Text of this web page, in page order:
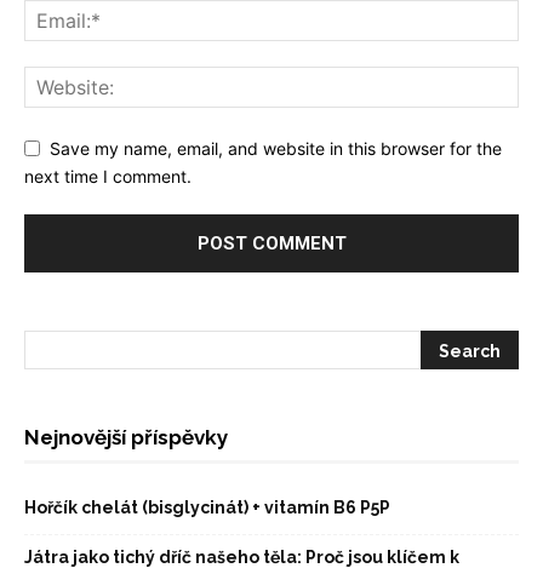
Save my name, email, and website in this browser for the
next time I comment.
Nejnovější příspěvky
Hořčík chelát (bisglycinát) + vitamín B6 P5P
Játra jako tichý dříč našeho těla: Proč jsou klíčem k